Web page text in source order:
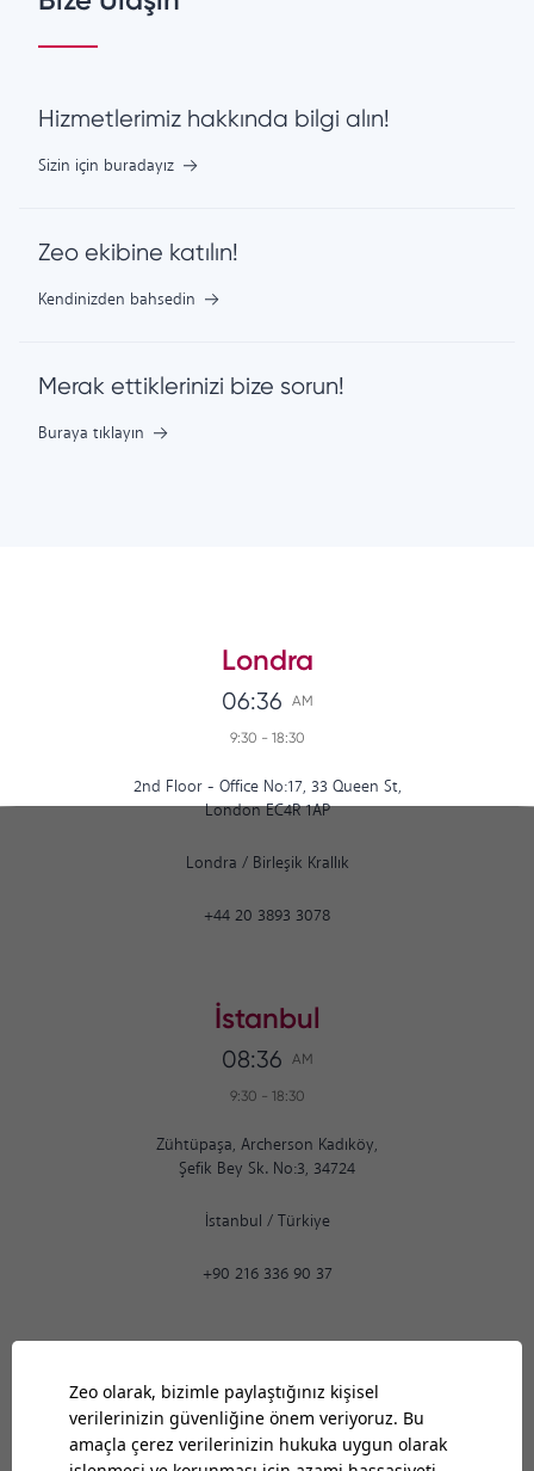
Hizmetlerimiz hakkında bilgi alın!
Sizin için buradayız
Zeo ekibine katılın!
Kendinizden bahsedin
Merak ettiklerinizi bize sorun!
Buraya tıklayın
Londra
06:36 AM
9:30 - 18:30
2nd Floor - Office No:17, 33 Queen St,
London EC4R 1AP
Londra / Birleşik Krallık
+44 20 3893 3078
İstanbul
08:36 AM
9:30 - 18:30
Zühtüpaşa, Archerson Kadıköy,
Şefik Bey Sk. No:3, 34724
İstanbul / Türkiye
+90 216 336 90 37
08:36 AM
9:30-18:30